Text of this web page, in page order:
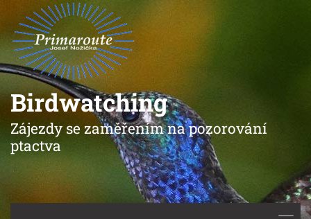
Birdwatching
Zájezdy se zaměřením na pozorování
ptactva